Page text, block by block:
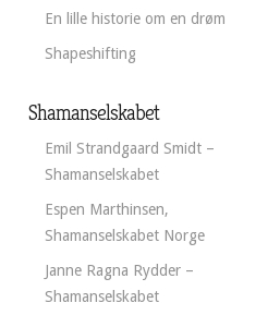
En lille historie om en drøm
Shapeshifting
Shamanselskabet
Emil Strandgaard Smidt –
Shamanselskabet
Espen Marthinsen,
Shamanselskabet Norge
Janne Ragna Rydder –
Shamanselskabet